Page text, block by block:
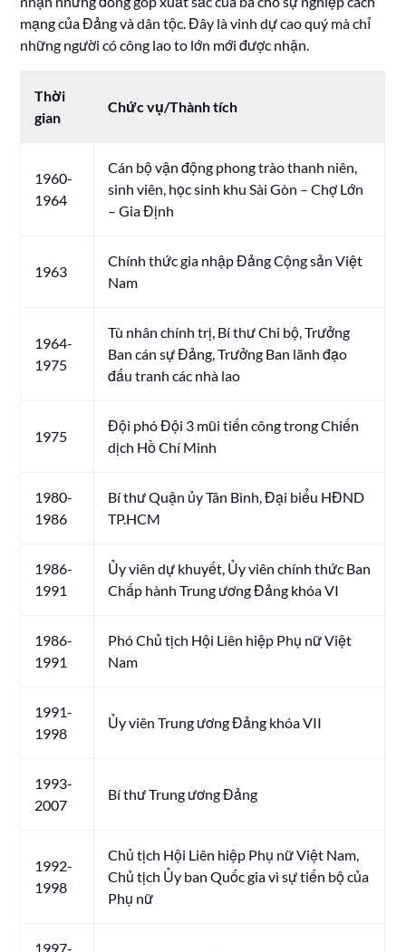
mạng của Đảng và dân tộc. Đây là vinh dự cao quý mà chỉ
những người có công lao to lớn mới được nhận.
Thời
gian
Chức vụ/Thành tích
1960-
1964
Cán bộ vận động phong trào thanh niên,
sinh viên, học sinh khu Sài Gòn – Chợ Lớn
– Gia Định
1963
Chính thức gia nhập Đảng Cộng sản Việt
Nam
1964-
1975
Tù nhân chính trị, Bí thư Chi bộ, Trưởng
Ban cán sự Đảng, Trưởng Ban lãnh đạo
đấu tranh các nhà lao
1975
Đội phó Đội 3 mũi tiến công trong Chiến
dịch Hồ Chí Minh
1980-
1986
Bí thư Quận ủy Tân Bình, Đại biểu HĐND
TP.HCM
1986-
1991
Ủy viên dự khuyết, Ủy viên chính thức Ban
Chấp hành Trung ương Đảng khóa VI
1986-
1991
Phó Chủ tịch Hội Liên hiệp Phụ nữ Việt
Nam
1991-
1998
Ủy viên Trung ương Đảng khóa VII
1993-
2007
Bí thư Trung ương Đảng
1992-
1998
Chủ tịch Hội Liên hiệp Phụ nữ Việt Nam,
Chủ tịch Ủy ban Quốc gia vì sự tiến bộ của
Phụ nữ
1997-